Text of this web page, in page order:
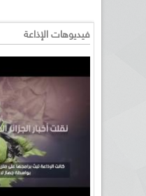
فيديوهات الإذاعة